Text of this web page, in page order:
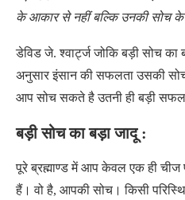
के आकार से नहीं बल्कि उनकी सोच
डेविड जे. श्वार्ट्ज जोकि बड़ी सोच
अनुसार इंसान की सफलता उसकी सोच
आप सोच सकते है उतनी ही बड़ी
बड़ी सोच का बड़ा जादू :
पूरे ब्रह्माण्ड में आप केवल एक ही
हैं। वो है, आपकी सोच। किसी